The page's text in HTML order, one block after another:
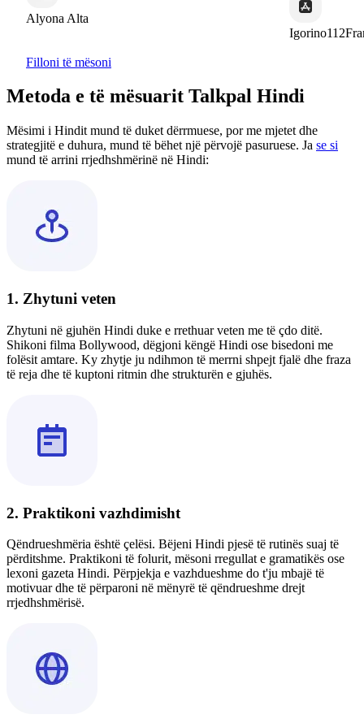
Alyona Alta
Filloni të mësoni
Metoda e të mësuarit Talkpal Hindi
Mësimi i Hindit mund të duket dërrmuese, por me mjetet dhe
strategjitë e duhura, mund të bëhet një përvojë pasuruese. Ja se si
mund të arrini rrjedhshmërinë në Hindi:
1. Zhytuni veten
Zhytuni në gjuhën Hindi duke e rrethuar veten me të çdo ditë.
Shikoni filma Bollywood, dëgjoni këngë Hindi ose bisedoni me
folësit amtare. Ky zhytje ju ndihmon të merrni shpejt fjalë dhe fraza
të reja dhe të kuptoni ritmin dhe strukturën e gjuhës.
2. Praktikoni vazhdimisht
Qëndrueshmëria është çelësi. Bëjeni Hindi pjesë të rutinës suaj të
përditshme. Praktikoni të folurit, mësoni rregullat e gramatikës ose
lexoni gazeta Hindi. Përpjekja e vazhdueshme do t'ju mbajë të
motivuar dhe të përparoni në mënyrë të qëndrueshme drejt
rrjedhshmërisë.